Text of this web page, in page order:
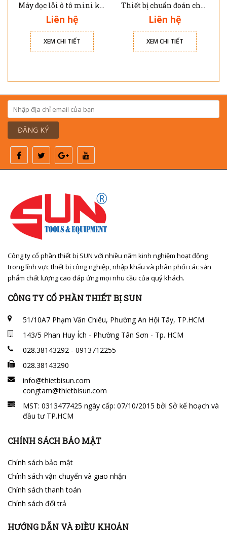
Máy đọc lỗi ô tô mini kết nối qua điện thoại thông minh A30X Xtool
Liên hệ
XEM CHI TIẾT
Thiết bị chuẩn đoán cho xe ô tô điện E2 Pro Xtool
Liên hệ
XEM CHI TIẾT
ĐĂNG KÝ
Công ty cổ phần thiết bị SUN với nhiều năm kinh nghiệm hoạt động
trong lĩnh vực thiết bị công nghiệp, nhập khẩu và phân phối các sản
phẩm chất lượng cao đáp ứng mọi nhu cầu của quý khách.
CÔNG TY CỔ PHẦN THIẾT BỊ SUN
51/10A7 Phạm Văn Chiêu, Phường An Hội Tây, TP.HCM
143/5 Phan Huy Ích - Phường Tân Sơn - Tp. HCM
028.38143292 - 0913712255
028.38143290
info@thietbisun.com
congtam@thietbisun.com
MST: 0313477425 ngày cấp: 07/10/2015 bởi Sở kế hoạch và
đầu tư TP.HCM
CHÍNH SÁCH BẢO MẬT
Chính sách bảo mật
Chính sách vận chuyển và giao nhận
Chính sách thanh toán
Chính sách đổi trả
HƯỚNG DẪN VÀ ĐIỀU KHOẢN